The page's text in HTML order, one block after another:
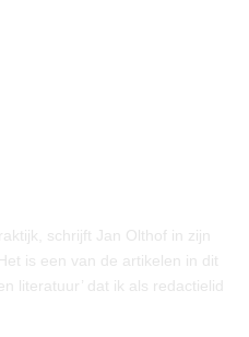
schrijft Jan Olthof in zijn
is een van de artikelen in dit
literatuur’ dat ik als redactielid